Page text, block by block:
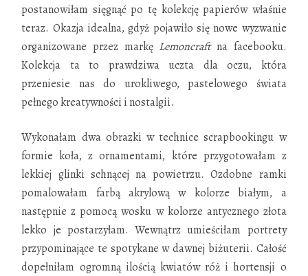
postanowiłam sięgnąć po tę kolekcję papierów właśnie
teraz. Okazja idealna, gdyż pojawiło się nowe wyzwanie
organizowane przez markę Lemoncraft na facebooku.
Kolekcja ta to prawdziwa uczta dla oczu, która
przeniesie nas do urokliwego, pastelowego świata
pełnego kreatywności i nostalgii.
Wykonałam dwa obrazki w technice scrapbookingu w
formie koła, z ornamentami, które przygotowałam z
lekkiej glinki schnącej na powietrzu. Ozdobne ramki
pomalowałam farbą akrylową w kolorze białym, a
następnie z pomocą wosku w kolorze antycznego złota
lekko je postarzyłam. Wewnątrz umieściłam portrety
przypominające te spotykane w dawnej biżuterii. Całość
dopełniłam ogromną ilością kwiatów róż i hortensji o